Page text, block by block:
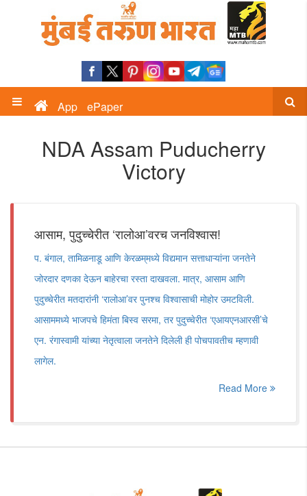
App ePaper
NDA Assam Puducherry
Victory
आसाम, पुदुच्चेरीत ‌‘रालोआ‌’वरच जनविश्वास!
प. बंगाल, तामिळनाडू आणि केरळम्‌‍मध्ये विद्यमान सत्ताधाऱ्यांना जनतेने
जोरदार दणका देऊन बाहेरचा रस्ता दाखवला. मात्र, आसाम आणि
पुदुच्चेरीत मतदारांनी ‌‘रालोआ‌’वर पुनश्च विश्वासाची मोहोर उमटविली.
आसाममध्ये भाजपचे हिमंता बिस्व सरमा, तर पुदुच्चेरीत ‌‘एआयएनआरसी‌’चे
एन. रंगास्वामी यांच्या नेतृत्वाला जनतेने दिलेली ही पोचपावतीच म्हणावी
लागेल.
Read More